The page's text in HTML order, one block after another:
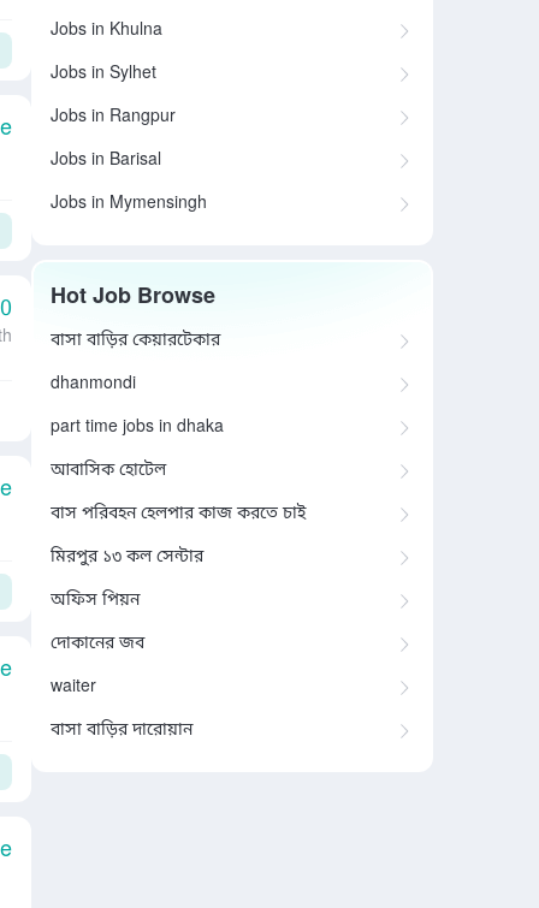
Jobs in Khulna
Jobs in Sylhet
Jobs in Rangpur
Jobs in Barisal
Jobs in Mymensingh
Hot Job Browse
বাসা বাড়ির কেয়ারটেকার
dhanmondi
part time jobs in dhaka
আবাসিক হোটেল
বাস পরিবহন হেলপার কাজ করতে চাই
মিরপুর ১৩ কল সেন্টার
অফিস পিয়ন
দোকানের জব
waiter
বাসা বাড়ির দারোয়ান